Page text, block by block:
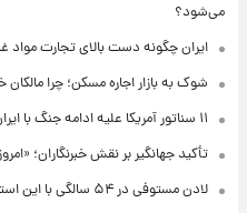
می‌شود؟
ایران چگونه دست بالای تجارت مواد
شوک به بازار اجاره مسکن؛ چرا
۱۱ سناتور آمریکا علیه ادامه جنگ با ایران وارد عمل شدند
تأکید جهانگیر بر نقش خبرنگاران؛
لادن مستوفی در ۵۴ سالگی با این استایل متفاوت دیده شد!